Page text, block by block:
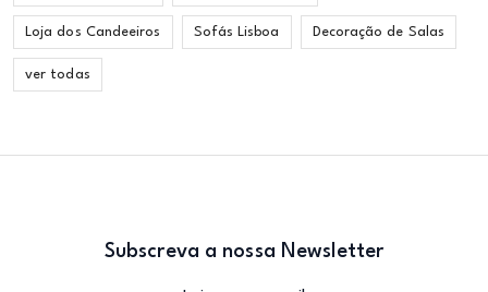
Loja dos Candeeiros Sofás Lisboa Decoração de Salas
ver todas
Subscreva a nossa Newsletter